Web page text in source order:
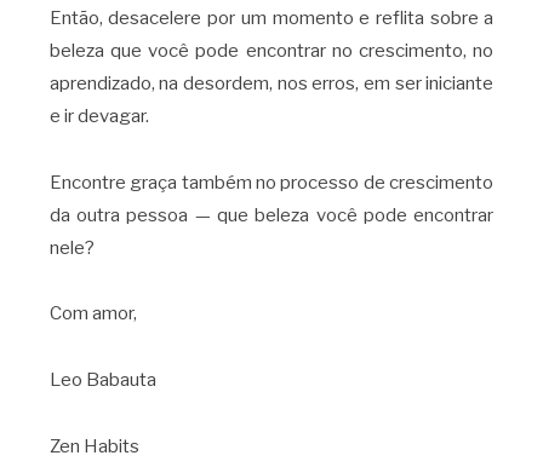
Então, desacelere por um momento e reflita sobre a
beleza que você pode encontrar no crescimento, no
aprendizado, na desordem, nos erros, em ser iniciante
e ir devagar.
Encontre graça também no processo de crescimento
da outra pessoa — que beleza você pode encontrar
nele?
Com amor,
Leo Babauta
Zen Habits